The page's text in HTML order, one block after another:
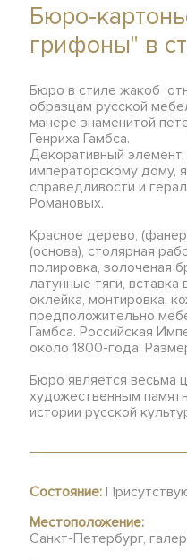
Бюро-
грифоны" в
Бюро в стиле жакоб
образцам русской
манере знаменитой
Генриха Гамбса.
Декоративный
императорскому дому,
справедливости и
Романовых.
Красное дерево,
(основа), столярная
полировка, золоченая
латунные тяги, вставка
оклейка, монтировка,
предположительно
Гамбса. Российская
около 1800-года.
Бюро является весьма
художественным
истории русской
Состояние:
Местоположение:
Санкт-Петербург,